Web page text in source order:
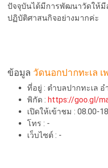
ปัจจุบันได้มีการพัฒนาวัดให้มี
ปฏิบัติศาสนกิจอย่างมากค่ะ
ข้อมูล วัดนอกปากทะเล เ
ที่อยู่ : ตำบลปากทะเล
พิกัด : https://goo.gl/
เปิดให้เข้าชม : 08.00-
โทร : -
เว็บไซต์ : -